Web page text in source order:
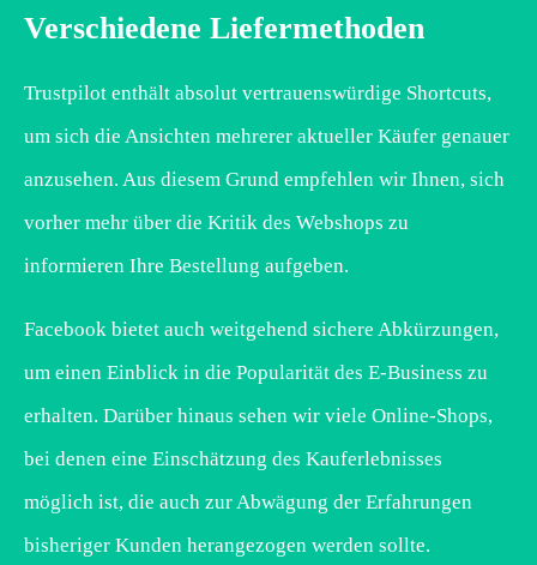
Verschiedene Liefermethoden
Trustpilot enthält absolut vertrauenswürdige Shortcuts,
um sich die Ansichten mehrerer aktueller Käufer genauer
anzusehen. Aus diesem Grund empfehlen wir Ihnen, sich
vorher mehr über die Kritik des Webshops zu
informieren Ihre Bestellung aufgeben.
Facebook bietet auch weitgehend sichere Abkürzungen,
um einen Einblick in die Popularität des E-Business zu
erhalten. Darüber hinaus sehen wir viele Online-Shops,
bei denen eine Einschätzung des Kauferlebnisses
möglich ist, die auch zur Abwägung der Erfahrungen
bisheriger Kunden herangezogen werden sollte.